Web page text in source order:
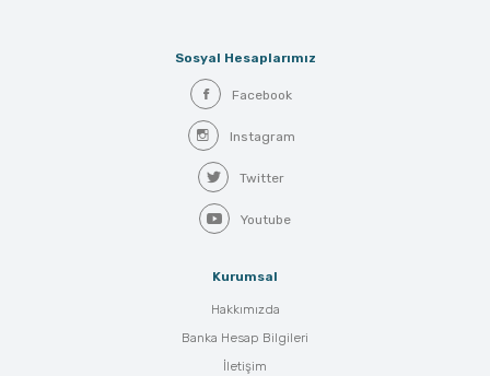
Sosyal Hesaplarımız
Facebook
Instagram
Twitter
Youtube
Kurumsal
Hakkımızda
Banka Hesap Bilgileri
İletişim